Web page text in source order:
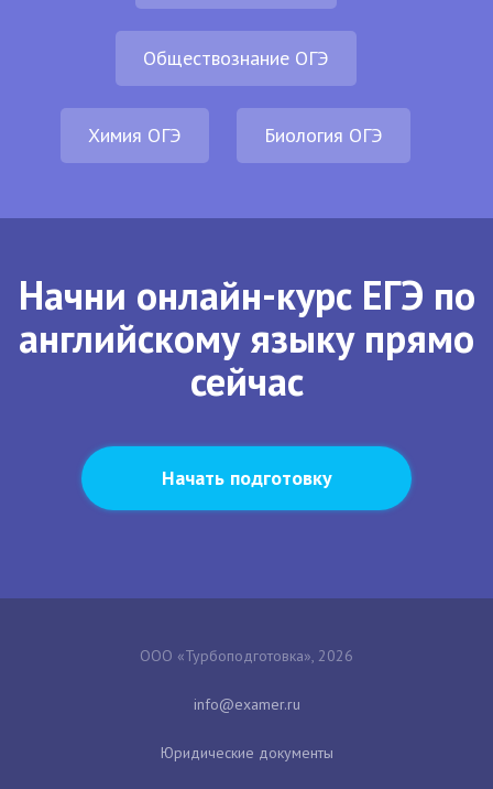
Обществознание ОГЭ
Химия ОГЭ Биология ОГЭ
Начни онлайн-курс ЕГЭ по
английскому языку прямо
сейчас
Начать подготовку
ООО «Турбоподготовка», 2026
Юридические документы